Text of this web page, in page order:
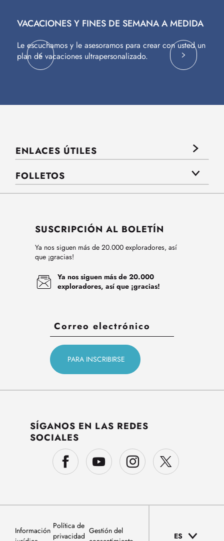
VACACIONES Y FINES DE SEMANA A MEDIDA
Le escuchamos y le asesoramos para crear con usted un
plan de vacaciones ultrapersonalizado.
ENLACES ÚTILES
FOLLETOS
SUSCRIPCIÓN AL BOLETÍN
Ya nos siguen más de 20.000 exploradores, así
que ¡gracias!
Ya nos siguen más de 20.000
exploradores, así que ¡gracias!
SÍGANOS EN LAS REDES
SOCIALES
Información
Política de
privacidad
Gestión del
ES